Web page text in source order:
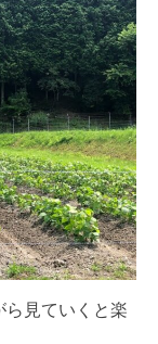
ら見ていくと楽